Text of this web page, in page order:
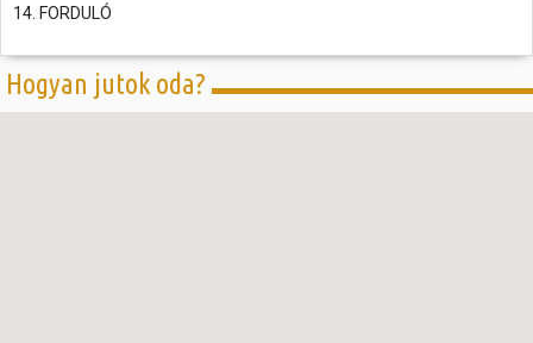
14. FORDULÓ
Hogyan jutok oda?